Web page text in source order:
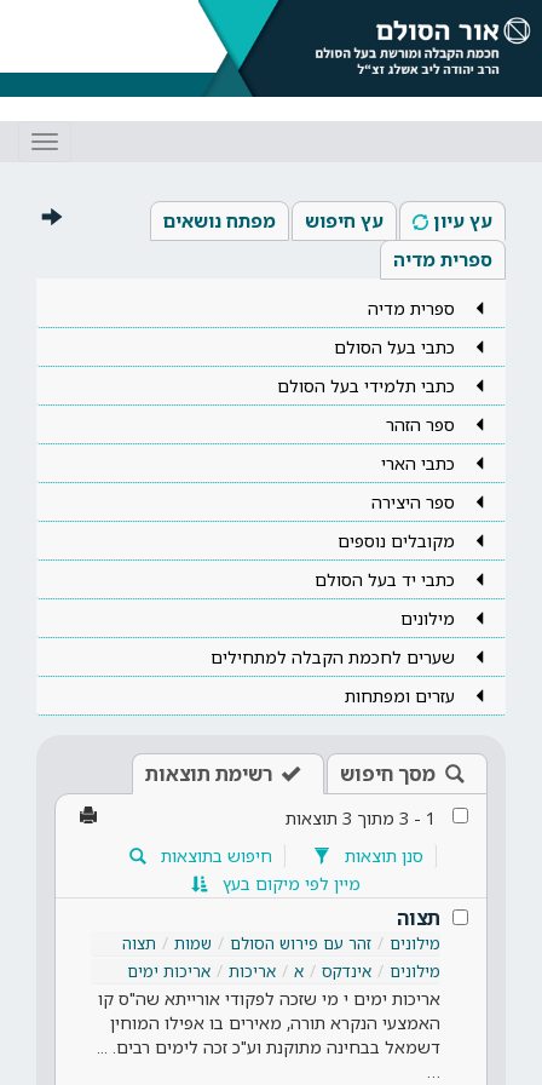
עץ עיון עץ חיפוש
מפתח נושאים
ספרית מדיה
ספרית מדיה
כתבי בעל הסולם
כתבי תלמידי בעל הסולם
ספר הזהר
כתבי הארי
ספר היצירה
מקובלים נוספים
כתבי יד בעל הסולם
מילונים
שערים לחכמת הקבלה למתחילים
עזרים ומפתחות
מסך חיפוש רשימת תוצאות
1
-
3 מתוך 3 תוצאות
סנן תוצאות
חיפוש בתוצאות
מיין לפי מיקום בעץ
תצוה
מילונים זהר עם פירוש הסולם שמות
תצוה
מילונים
אינדקס א אריכות אריכות ימים
אריכות ימים י מי שזכה לפקודי אורייתא שה"ס קו
האמצעי הנקרא תורה, מאירים בו אפילו המוחין
דשמאל בבחינה מתוקנת וע"כ זכה לימים רבים. ...